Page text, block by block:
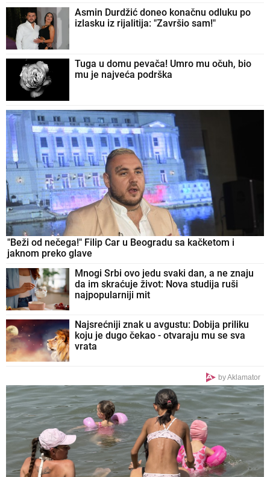
Asmin Durdžić doneo konačnu odluku po
izlasku iz rijalitija: "Završio sam!"
Tuga u domu pevača! Umro mu očuh, bio
mu je najveća podrška
"Beži od nečega!" Filip Car u Beogradu sa kačketom i
jaknom preko glave
Mnogi Srbi ovo jedu svaki dan, a ne znaju
da im skraćuje život: Nova studija ruši
najpopularniji mit
Najsrećniji znak u avgustu: Dobija priliku
koju je dugo čekao - otvaraju mu se sva
vrata
by Aklamator